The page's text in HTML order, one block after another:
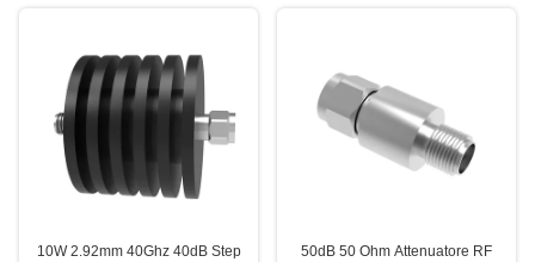
10W 2.92mm 40Ghz 40dB Step
50dB 50 Ohm Attenuatore RF